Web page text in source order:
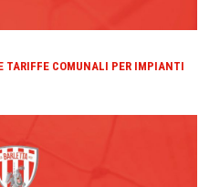
TARIFFE COMUNALI PER IMPIANTI